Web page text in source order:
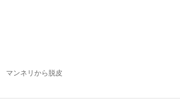
マンネリから脱皮